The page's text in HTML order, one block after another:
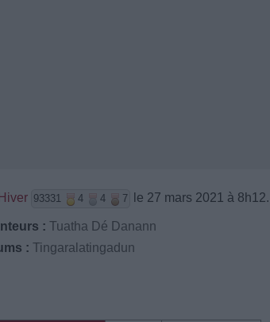
93331 4 4 7 le 27 mars 2021 à 8h12.
: Tuatha Dé Danann
: Tingaralatingadun